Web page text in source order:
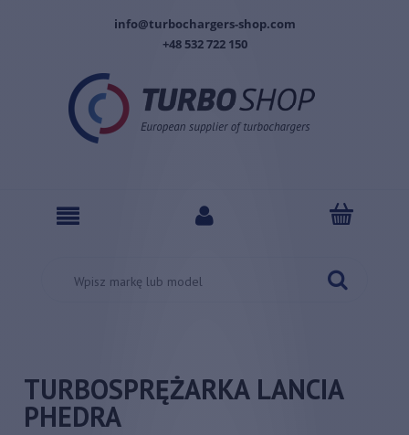
info@turbochargers-shop.com
+48 532 722 150
TURBOSPRĘŻARKA LANCIA
PHEDRA